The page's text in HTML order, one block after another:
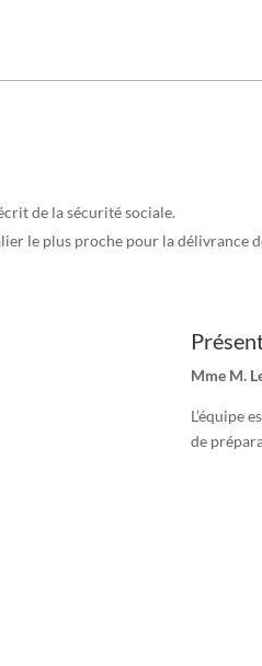
de la sécurité sociale.
le plus proche pour la délivrance
Mme M.
L’équipe
de